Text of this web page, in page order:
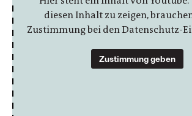
diesen Inhalt zu zeigen,
Zustimmung bei den Datenschutz-
Zustimmung geben